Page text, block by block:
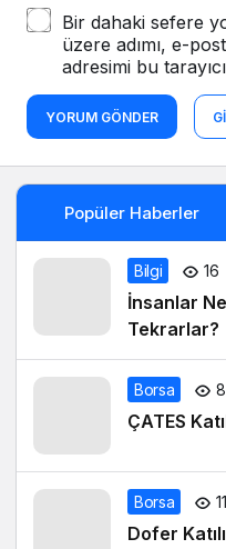
Bir dahaki sefere
üzere adımı, e-
adresimi bu
YORUM GÖNDER
Popüler Haberler
Bilgi 16
İnsanlar
Tekrarlar?
Borsa 8
ÇATES
Borsa 11
Dofer